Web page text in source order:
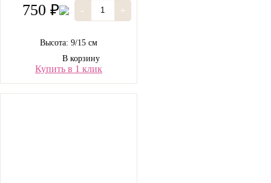
750 ₽ - +
Высота: 9/15 см
В корзину
Купить в 1 клик